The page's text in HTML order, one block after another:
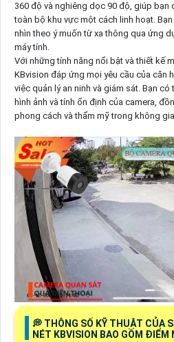
360 độ và nghiêng dọc 90 độ, giúp bạn
toàn bộ khu vực một cách linh hoạt.
nhìn theo ý muốn từ xa thông qua ứng
máy tính.
Với những tính năng nổi bật và thiết kế
KBvision đáp ứng mọi yêu cầu của căn
việc quản lý an ninh và giám sát. Bạn
hình ảnh và tính ổn định của camera,
phong cách và thẩm mỹ trong không
️💭 THÔNG SỐ KỸ THUẬT CỦA
NÉT KBVISION BAO GỒM ĐIỂM